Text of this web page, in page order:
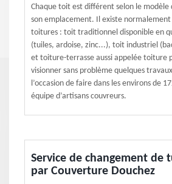
Chaque toit est différent selon le
son emplacement. Il existe
toitures : toit traditionnel disponible en
(tuiles, ardoise, zinc...), toit industriel
et toiture-terrasse aussi appelée toiture
visionner sans problème quelques
l’occasion de faire dans les environs de
équipe d’artisans couvreurs.
Service de changement de
par Couverture Douchez